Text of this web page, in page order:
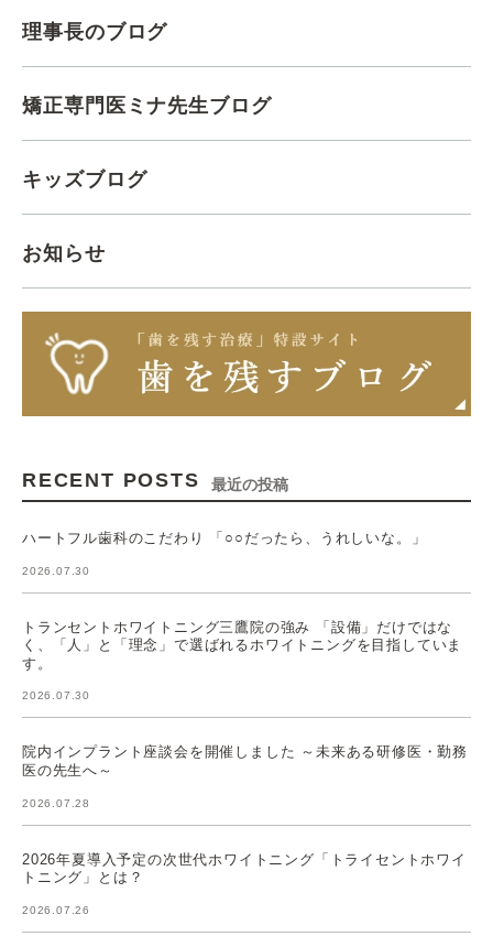
理事長のブログ
矯正専門医ミナ先生ブログ
キッズブログ
お知らせ
RECENT POSTS 最近の投稿
ハートフル歯科のこだわり 「○○だったら、うれしいな。」
2026.07.30
トランセントホワイトニング三鷹院の強み 「設備」だけではな
く、「人」と「理念」で選ばれるホワイトニングを目指していま
す。
2026.07.30
院内インプラント座談会を開催しました ～未来ある研修医・勤務
医の先生へ～
2026.07.28
2026年夏導入予定の次世代ホワイトニング「トライセントホワイ
トニング」とは？
2026.07.26